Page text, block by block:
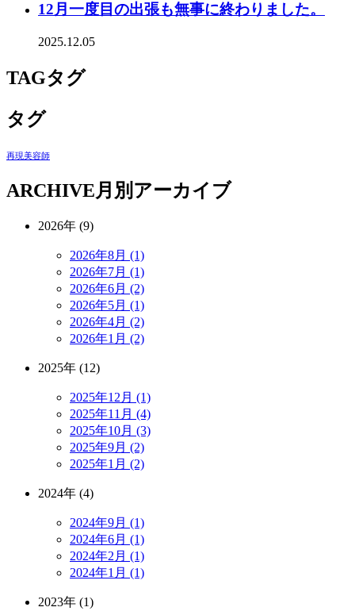
12月一度目の出張も無事に終わりました。
2025.12.05
TAGタグ
タグ
再現美容師
ARCHIVE月別アーカイブ
2026年 (9)
2026年8月 (1)
2026年7月 (1)
2026年6月 (2)
2026年5月 (1)
2026年4月 (2)
2026年1月 (2)
2025年 (12)
2025年12月 (1)
2025年11月 (4)
2025年10月 (3)
2025年9月 (2)
2025年1月 (2)
2024年 (4)
2024年9月 (1)
2024年6月 (1)
2024年2月 (1)
2024年1月 (1)
2023年 (1)